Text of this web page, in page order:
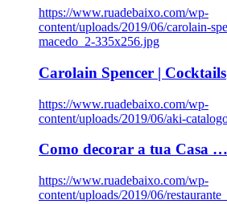
https://www.ruadebaixo.com/wp-
content/uploads/2019/06/carolain-
macedo_2-335x256.jpg
Carolain Spencer | Cocktails
https://www.ruadebaixo.com/wp-
content/uploads/2019/06/aki-
Como decorar a tua Casa …
https://www.ruadebaixo.com/wp-
content/uploads/2019/06/